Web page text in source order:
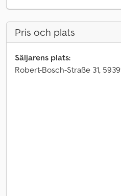
Pris och plats
Säljarens plats:
Robert-Bosch-Straße 31,